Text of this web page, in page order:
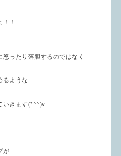
！
ったり落胆するのではなく
るような
いきます(*^^)v
が